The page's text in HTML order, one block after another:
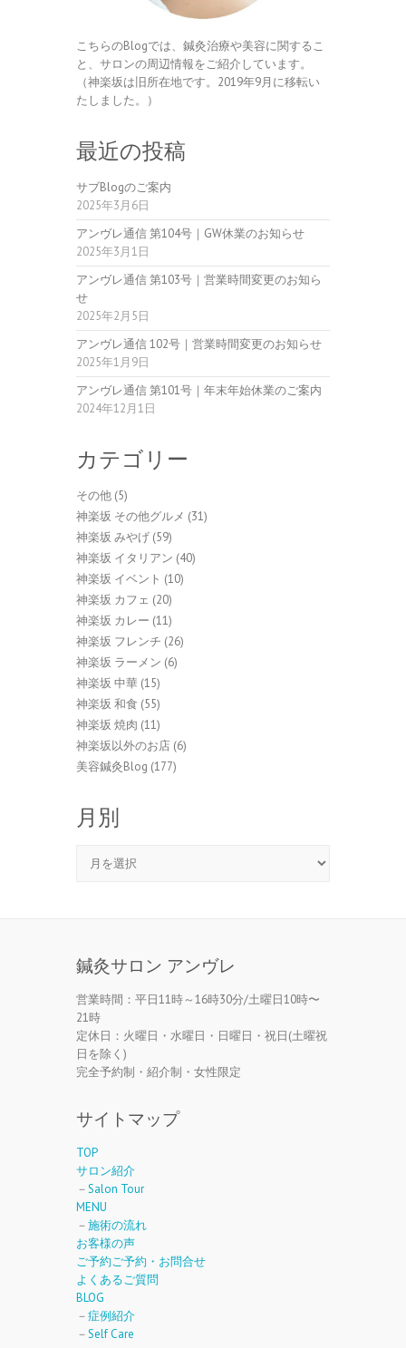
こちらのBlogでは、鍼灸治療や美容に関するこ
と、サロンの周辺情報をご紹介しています。
（神楽坂は旧所在地です。2019年9月に移転い
たしました。）
最近の投稿
サブBlogのご案内
2025年3月6日
アンヴレ通信 第104号｜GW休業のお知らせ
2025年3月1日
アンヴレ通信 第103号｜営業時間変更のお知ら
せ
2025年2月5日
アンヴレ通信 102号｜営業時間変更のお知らせ
2025年1月9日
アンヴレ通信 第101号｜年末年始休業のご案内
2024年12月1日
カテゴリー
その他 (5)
神楽坂 その他グルメ (31)
神楽坂 みやげ (59)
神楽坂 イタリアン (40)
神楽坂 イベント (10)
神楽坂 カフェ (20)
神楽坂 カレー (11)
神楽坂 フレンチ (26)
神楽坂 ラーメン (6)
神楽坂 中華 (15)
神楽坂 和食 (55)
神楽坂 焼肉 (11)
神楽坂以外のお店 (6)
美容鍼灸Blog (177)
月別
鍼灸サロン アンヴレ
営業時間：平日11時～16時30分/土曜日10時〜
21時
定休日：火曜日・水曜日・日曜日・祝日(土曜祝
日を除く)
完全予約制・紹介制・女性限定
サイトマップ
TOP
サロン紹介
－Salon Tour
MENU
－施術の流れ
お客様の声
ご予約ご予約・お問合せ
よくあるご質問
BLOG
－症例紹介
－Self Care